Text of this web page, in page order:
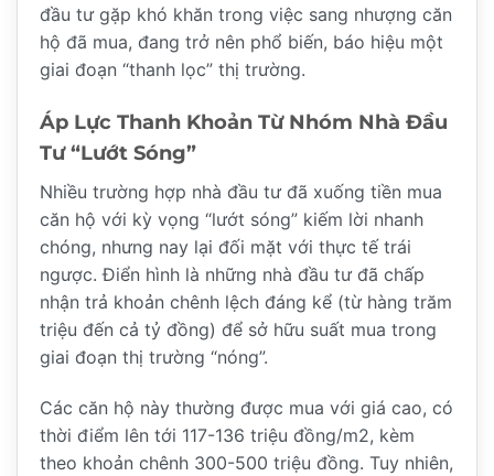
đầu tư gặp khó khăn trong việc sang nhượng căn
hộ đã mua, đang trở nên phổ biến, báo hiệu một
giai đoạn “thanh lọc” thị trường.
Áp Lực Thanh Khoản Từ Nhóm Nhà Đầu
Tư “Lướt Sóng”
Nhiều trường hợp nhà đầu tư đã xuống tiền mua
căn hộ với kỳ vọng “lướt sóng” kiếm lời nhanh
chóng, nhưng nay lại đối mặt với thực tế trái
ngược. Điển hình là những nhà đầu tư đã chấp
nhận trả khoản chênh lệch đáng kể (từ hàng trăm
triệu đến cả tỷ đồng) để sở hữu suất mua trong
giai đoạn thị trường “nóng”.
Các căn hộ này thường được mua với giá cao, có
thời điểm lên tới 117-136 triệu đồng/m2, kèm
theo khoản chênh 300-500 triệu đồng. Tuy nhiên,